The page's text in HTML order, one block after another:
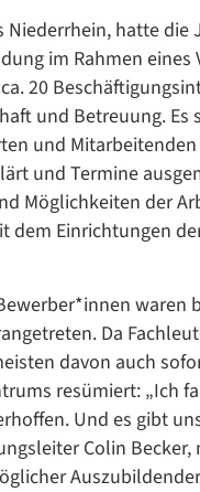
Niederrhein, hatte die
im Rahmen eines
20
und Betreuung. Es
und Mitarbeitenden
und Termine
Möglichkeiten der
Einrichtungen
waren
Da
davon auch
resümiert: „Ich
Und es gibt
Colin Becker,